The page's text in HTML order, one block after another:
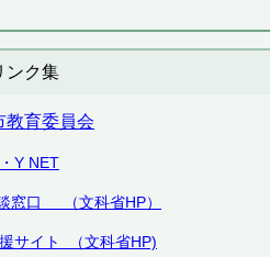
ンク集
教育委員会
Y NET
窓口 （文科省HP）
サイト （文科省HP)